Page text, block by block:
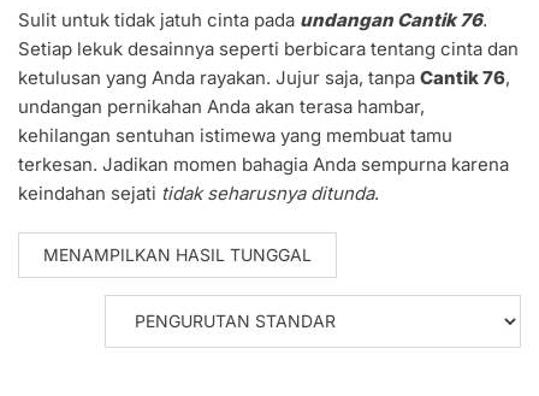
Sulit untuk tidak jatuh cinta pada undangan Cantik 76.
Setiap lekuk desainnya seperti berbicara tentang cinta dan
ketulusan yang Anda rayakan. Jujur saja, tanpa Cantik 76,
undangan pernikahan Anda akan terasa hambar,
kehilangan sentuhan istimewa yang membuat tamu
terkesan. Jadikan momen bahagia Anda sempurna karena
keindahan sejati tidak seharusnya ditunda.
MENAMPILKAN HASIL TUNGGAL